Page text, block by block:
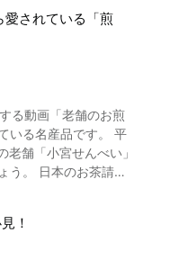
ョコラショーのかき
販売しているドウシ
べられます。 東
まだ多くはありませ
も食べておきたい冷
る「冷凍フルーツか
のがよいでしょう。
ちの方も多いので
再び注目されていま
多いのではないでし
愛されている「煎
る動画「老舗のお煎
請け
合わせ商品などを御
してシンボルマーク
！